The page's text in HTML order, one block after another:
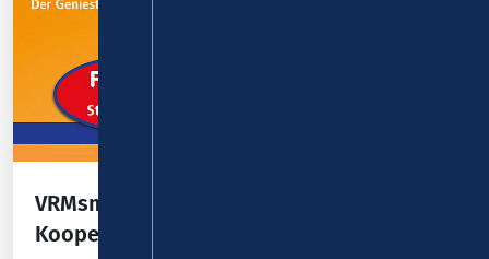
VRMsmart – das neue Tarifangebot in
Kooperation mit FAIRTIQ